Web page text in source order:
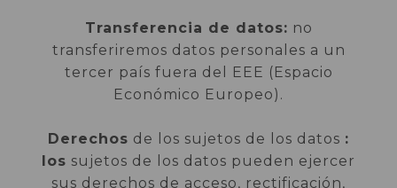
Transferencia de datos: no
transferiremos datos personales a un
tercer país fuera del EEE (Espacio
Económico Europeo).
Derechos de los sujetos de los datos :
los sujetos de los datos pueden ejercer
sus derechos de acceso, rectificación,